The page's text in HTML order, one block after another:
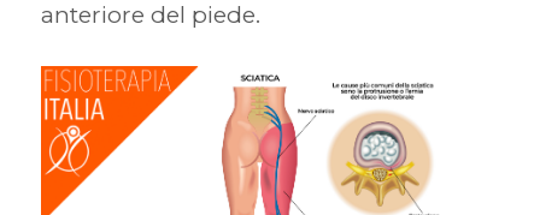
anteriore del piede.